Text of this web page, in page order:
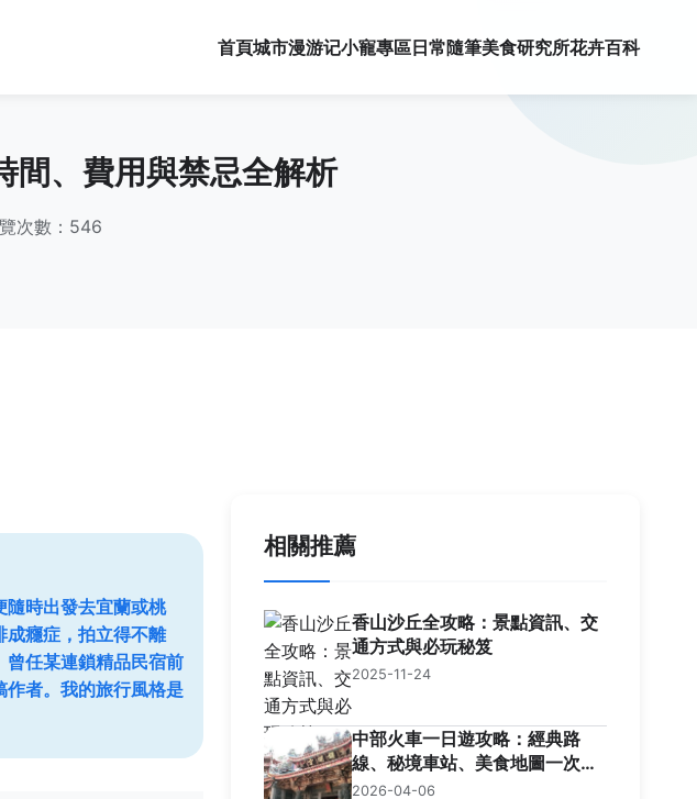
首頁城市漫游记小寵專區日常隨筆美食研究所花卉百科
間、費用與禁忌全解析
次數：546
隨時出發去宜蘭或桃
成癮症，拍立得不離
曾任某連鎖精品民宿前
作者。我的旅行風格是
相關推薦
香山沙丘全攻略：景點資訊、交
通方式與必玩秘笈
2025-11-24
中部火車一日遊攻略：經典路
線、秘境車站、美食地圖一次收
藏
2026-04-06